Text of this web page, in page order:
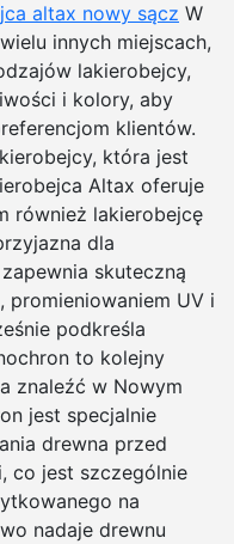
altax nowy sącz W
innych miejscach,
lakierobejcy,
i kolory, aby
klientów.
która jest
Altax oferuje
również lakierobejcę
dla
skuteczną
UV i
podkreśla
to kolejny
znaleźć w Nowym
jest specjalnie
drewna przed
co jest szczególnie
na
nadaje drewnu